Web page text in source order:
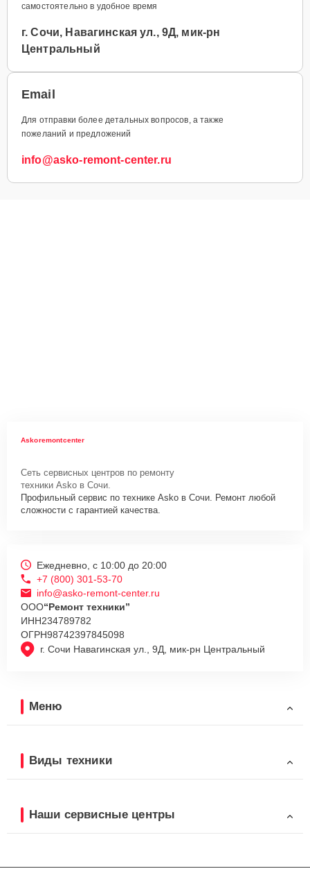
самостоятельно в удобное время
г. Сочи, Навагинская ул., 9Д, мик-рн
Центральный
Email
Для отправки более детальных вопросов, а также
пожеланий и предложений
info@asko-remont-center.ru
Askoremontcenter
Сеть сервисных центров по ремонту
техники Asko в Сочи.
Профильный сервис по технике Asko в Сочи. Ремонт любой
сложности с гарантией качества.
г. Сочи Навагинская ул., 9Д, мик-рн Центральный
Ежедневно, с 10:00 до 20:00
+7 (800) 301-53-70
info@asko-remont-center.ru
ООО“Ремонт техники”
ИНН234789782
ОГРН98742397845098
Меню
Виды техники
Наши сервисные центры